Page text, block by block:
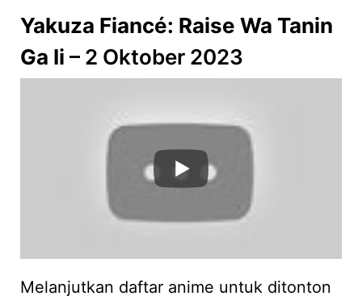
Yakuza Fiancé: Raise Wa Tanin
Ga Ii – 2 Oktober 2023
Melanjutkan daftar anime untuk ditonton